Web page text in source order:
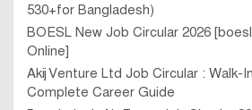
530+for Bangladesh)
BOESL New Job Circular 2026
Online]
Akij Venture Ltd Job Circular : Walk-
Complete Career Guide